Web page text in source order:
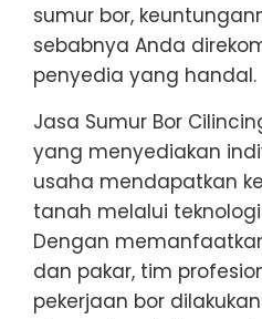
sumur bor,
sebabnya Anda
penyedia yang handal.
Jasa Sumur Bor
yang menyediakan
usaha mendapatkan
tanah melalui
Dengan
dan pakar, tim
pekerjaan bor